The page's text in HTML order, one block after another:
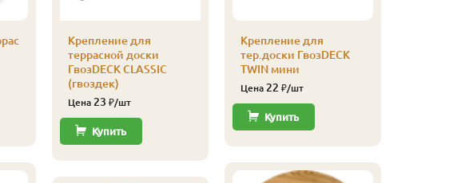
Крепление для
террасной доски
ГвозDECK CLASSIC
(гвоздек)
Цена 23 ₽/шт
Купить
Крепление для
тер.доски ГвозDECK
TWIN мини
Цена 22 ₽/шт
Купить